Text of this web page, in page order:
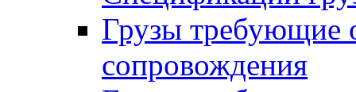
Грузы требующие
сопровождения